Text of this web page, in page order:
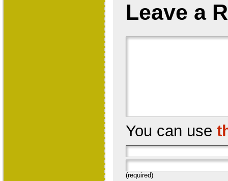
Leave a
You can use
(required)